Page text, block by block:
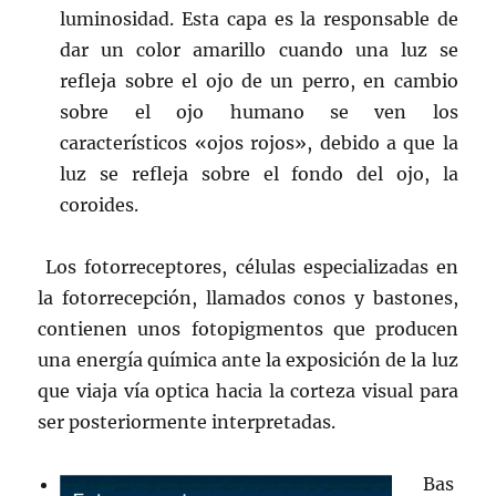
luminosidad. Esta capa es la responsable de
dar un color amarillo cuando una luz se
refleja sobre el ojo de un perro, en cambio
sobre el ojo humano se ven los
característicos «ojos rojos», debido a que la
luz se refleja sobre el fondo del ojo, la
coroides.
Los fotorreceptores, células especializadas en
la fotorrecepción, llamados conos y bastones,
contienen unos fotopigmentos que producen
una energía química ante la exposición de la luz
que viaja vía optica hacia la corteza visual para
ser posteriormente interpretadas.
Bas